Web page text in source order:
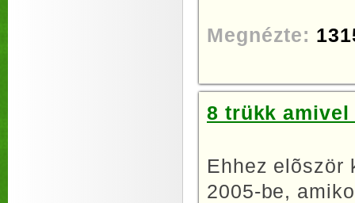
Megnézte:
8 trükk amivel
Ehhez elõször
2005-be,